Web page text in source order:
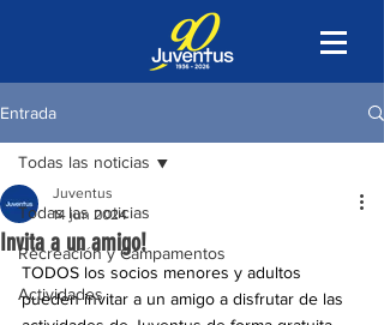
Entrada
Todas las noticias
Recreación y Campamentos
Actividades
Todas las noticias
Invita a un amigo!
Juventus
14 jun 2024
TODOS los socios menores y adultos
pueden invitar a un amigo a disfrutar de las